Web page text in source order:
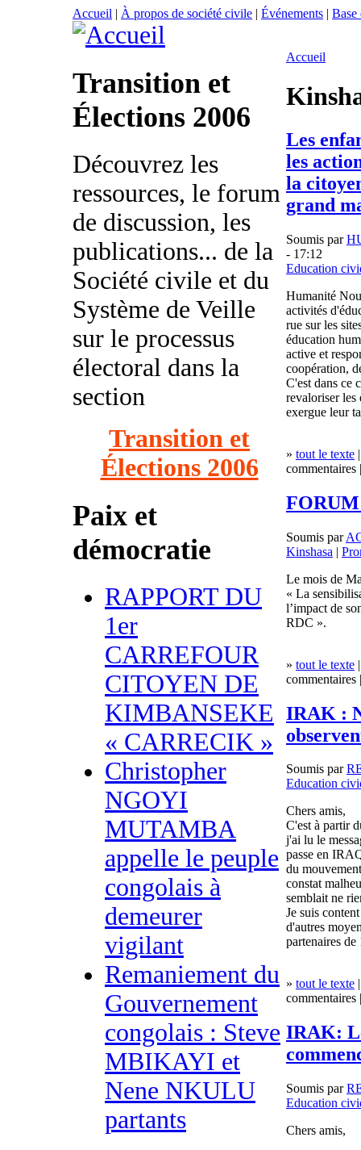
Accueil | À propos de société civile | Événements | Base
Transition et
Élections 2006
Découvrez les
ressources, le forum
de discussion, les
publications... de la
Société civile et du
Système de Veille
sur le processus
électoral dans la
section
Transition et
Élections 2006
Paix et
démocratie
RAPPORT DU
1er
CARREFOUR
CITOYEN DE
KIMBANSEKE
« CARRECIK »
Christopher
NGOYI
MUTAMBA
appelle le peuple
congolais à
demeurer
vigilant
Remaniement du
Gouvernement
congolais : Steve
MBIKAYI et
Nene NKULU
partants
Accueil
Les
les
la
grand
Soumis par
- 17:12
Education
Humanité
activités
rue sur les
éducation
active et
coopération,
C'est dans ce
revaloriser les
exergue leur
» tout le texte
commentaires
FORUM
Soumis par
Kinshasa |
Le mois de
« La
l’impact de
RDC ».
» tout le texte
commentaires
IRAK :
Soumis par
Education
Chers amis,
C'est à partir
j'ai lu le
passe en
du
constat
semblait ne
Je suis
d'autres
partenaires de
» tout le texte
commentaires
IRAK:
Soumis par
Education
Chers amis,